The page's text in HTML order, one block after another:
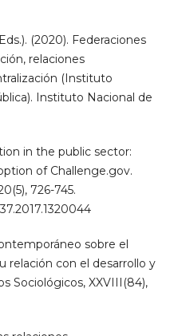
(2020). Federaciones
relaciones
(Instituto
Instituto Nacional de
in the public sector:
of Challenge.gov.
726-745.
sobre el
relación con el desarrollo y
Sociológicos, XXVIII(84),